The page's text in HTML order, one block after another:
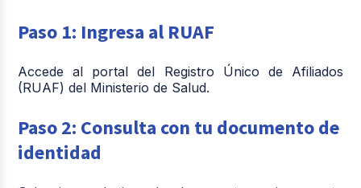
Paso 1: Ingresa al RUAF
Accede al portal del Registro Único de Afiliados
(RUAF) del Ministerio de Salud.
Paso 2: Consulta con tu documento de
identidad